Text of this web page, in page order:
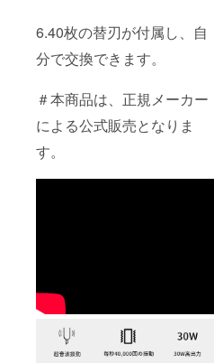
6.40枚の替刃が付属し、自
分で交換できます。
＃本商品は、正規メーカー
による公式販売となりま
す。